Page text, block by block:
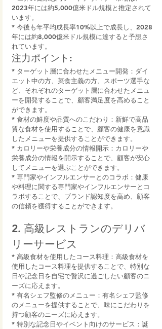
2023年には約5,000億米ドル規模と推定されて
います。
* 今後も年平均成長率10%以上で成長し、2028
年には約8,000億米ドル規模に達すると予想さ
れています。
注力ポイント:
* ターゲット層に合わせたメニュー開発：ダイ
エット中の方、菜食主義の方、スポーツ選手な
ど、それぞれのターゲット層に合わせたメニュ
ーを開発することで、顧客満足度を高めること
ができます。
* 食材の鮮度や品質へのこだわり：新鮮で高品
質な食材を使用することで、顧客の健康を意識
したメニューを提供することができます。
* カロリーや栄養成分の情報開示：カロリーや
栄養成分の情報を開示することで、顧客が安心
してメニューを選ぶことができます。
* 専門家やインフルエンサーとのコラボ：健康
や料理に関する専門家やインフルエンサーとコ
ラボすることで、ブランド認知度を高め、顧客
の信頼を獲得することができます。
2. 高級レストランのデリバ
リーサービス
* 高級食材を使用したコース料理：高級食材を
使用したコース料理を提供することで、特別な
日や記念日を自宅で贅沢に過ごしたい顧客のニ
ーズに応えます。
* 有名シェフ監修のメニュー：有名シェフ監修
のメニューを提供することで、味にこだわりを
持つ顧客のニーズに応えます。
* 特別な記念日やイベント向けのサービス：誕